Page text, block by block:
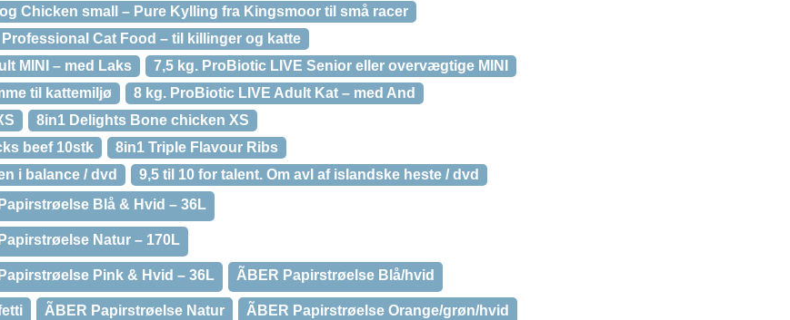
Chicken small – Pure Kylling fra Kingsmoor til små racer
Cat Food – til killinger og katte
MINI – med Laks
7,5 kg. ProBiotic LIVE Senior eller overvægtige MINI
til kattemiljø
8 kg. ProBiotic LIVE Adult Kat – med And
8in1 Delights Bone chicken XS
beef 10stk
8in1 Triple Flavour Ribs
i balance / dvd
9,5 til 10 for talent. Om avl af islandske heste / dvd
Blå & Hvid – 36L
Natur – 170L
Pink & Hvid – 36L ÃBER Papirstrøelse Blå/hvid
ÃBER Papirstrøelse Natur ÃBER Papirstrøelse Orange/grøn/hvid